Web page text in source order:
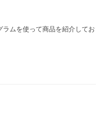
ムを使って商品を紹介してお